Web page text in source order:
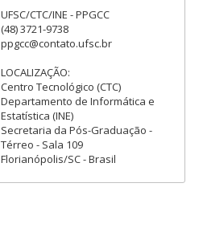
UFSC/CTC/INE - PPGCC
(48) 3721-9738
ppgcc@contato.ufsc.br
LOCALIZAÇÃO:
Centro Tecnológico (CTC)
Departamento de Informática e
Estatística (INE)
Secretaria da Pós-Graduação -
Térreo - Sala 109
Florianópolis/SC - Brasil